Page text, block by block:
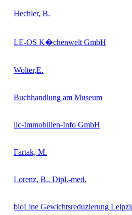
Hechler, B.
LE-OS K�chenwelt GmbH
Wolter,E.
Buchhandlung am Museum
iic-Immobilien-Info GmbH
Fartak, M.
Lorenz, B., Dipl.-med.
bioLine Gewichtsreduzierung